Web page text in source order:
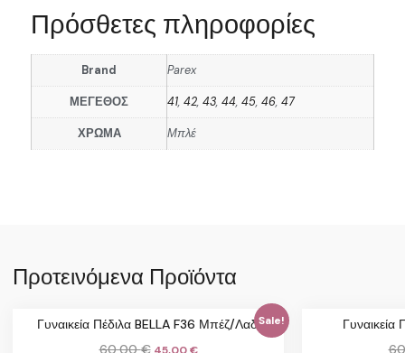
Πρόσθετες πληροφορίες
Brand Parex
ΜΕΓΕΘΟΣ 41, 42, 43, 44, 45, 46, 47
ΧΡΩΜΑ Μπλέ
Προτεινόμενα Προϊόντα
Sale!
Γυναικεία Πέδιλα BELLA F36 Μπέζ/Λαδί
60,00€ 45,00€
Γυναικεία